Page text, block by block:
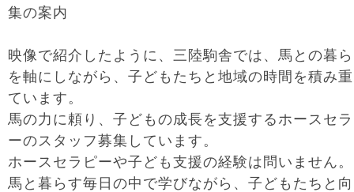
集の案内
映像で紹介したように、三陸駒舎では、馬との暮
を軸にしながら、子どもたちと地域の時間を積み
ています。
馬の力に頼り、子どもの成長を支援するホースセ
ーのスタッフ募集しています。
ホースセラピーや子ども支援の経験は問いません。
馬と暮らす毎日の中で学びながら、子どもたちと